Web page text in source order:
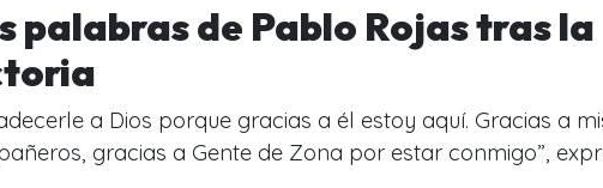
palabras de Pablo Rojas tras la
a Dios porque gracias a él estoy aquí. Gracias a
gracias a Gente de Zona por estar conmigo”,